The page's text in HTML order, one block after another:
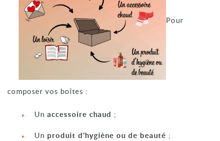
Pour
composer vos boîtes :
Un accessoire chaud ;
Un produit d’hygiène ou de beauté ;